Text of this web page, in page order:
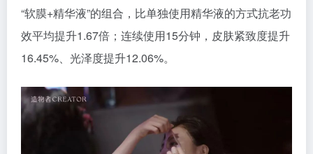
“软膜+精华液”的组合，比单独使用精华液的方式抗老功
效平均提升1.67倍；连续使用15分钟，皮肤紧致度提升
16.45%、光泽度提升12.06%。